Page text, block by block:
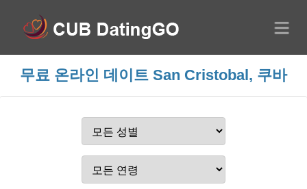
무료 온라인 데이트 San Cristobal, 쿠바